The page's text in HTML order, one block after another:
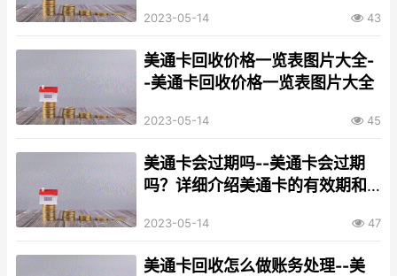
2023-05-14 43
美通卡回收价格一览表图片大全-
-美通卡回收价格一览表图片大全
2023-05-14 45
美通卡会过期吗--美通卡会过期
吗？详细介绍美通卡的有效期和
2023-05-14 47
美通卡回收怎么做账务处理--美